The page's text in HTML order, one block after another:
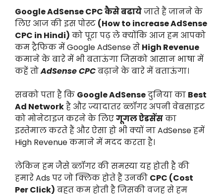
Google AdSense CPC कैसे बढायेजाते हैं जानने के
लिए आज की इस पोस्ट (How to increase AdSense
CPC in Hindi) को पूरा पढ़ ले क्योंकि आज हम आपको
कम ट्रैफिक में Google AdSense से High Revenue
कमाने के बारे में भी बताऊंगा जिसको आसान भाषा में
कहें तोAdSense CPCबढ़ाने के बारे में बताऊंगा।
सबको पता है कि Google AdSenseदुनिया का Best
Ad Networkहै और ज्यादातर ब्लॉगर अपनी वेबसाइट
को मोनेटाइज करने के लिएगूगल ऐडसेंसका
इस्तेमाल करते हैं और ऐसा हो भी क्यों ना AdSense हमें
High Revenue कमाने में मदद करता है।
लेकिन हम जैसे ब्लॉगर की समस्या यह होती है की
हमारे Ads पर जो क्लिक होते हैं उनकी CPC (Cost
Per Click) बहुत कम होती है जिसकी वजह से हम